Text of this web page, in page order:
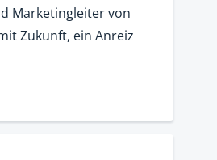
Marketingleiter von
Zukunft, ein Anreiz